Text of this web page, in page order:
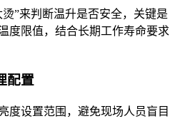
”来判断温升是否安全，关键是
度限值，结合长期工作寿命要求
配置
度设置范围，避免现场人员盲目